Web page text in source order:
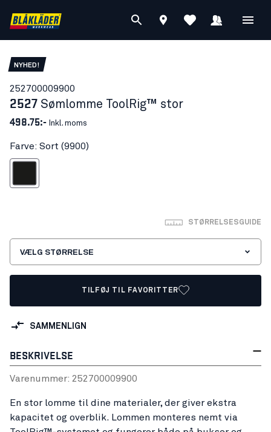
NYHED!
252700009900
2527 Sømlomme ToolRig™ stor
498.75:- Inkl. moms
Farve: Sort (9900)
STØRRELSESGUIDE
VÆLG STØRRELSE
TILFØJ TIL FAVORITTER
SAMMENLIGN
BESKRIVELSE
Varenummer: 252700009900
En stor lomme til dine materialer, der giver ekstra
kapacitet og overblik. Lommen monteres nemt via